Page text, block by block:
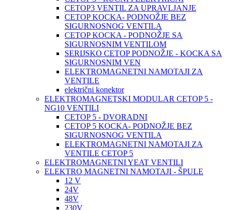
CETOP3 VENTIL ZA UPRAVLJANJE
CETOP KOCKA- PODNOŽJE BEZ
SIGURNOSNOG VENTILA
CETOP KOCKA - PODNOŽJE SA
SIGURNOSNIM VENTILOM
SERIJSKO CETOP PODNOŽJE - KOCKA SA
SIGURNOSNIM VEN
ELEKTROMAGNETNI NAMOTAJI ZA
VENTILE
električni konektor
ELEKTROMAGNETSKI MODULAR CETOP 5 -
NG10 VENTILI
CETOP 5 - DVORADNI
CETOP 5 KOCKA- PODNOŽJE BEZ
SIGURNOSNOG VENTILA
ELEKTROMAGNETNI NAMOTAJI ZA
VENTILE CETOP 5
ELEKTROMAGNETNI YEAT VENTILI
ELEKTRO MAGNETNI NAMOTAJI - ŠPULE
12 V
24V
48V
230V